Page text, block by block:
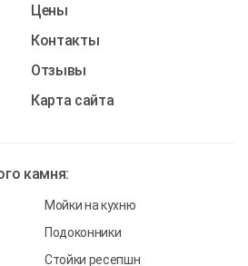
Цены
Контакты
Отзывы
Карта сайта
камня:
Мойки на кухню
Подоконники
Стойки ресепшн